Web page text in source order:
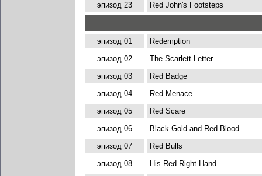
эпизод 23
Red John's Footsteps
эпизод 01
Redemption
эпизод 02
The Scarlett Letter
эпизод 03
Red Badge
эпизод 04
Red Menace
эпизод 05
Red Scare
эпизод 06
Black Gold and Red Blood
эпизод 07
Red Bulls
эпизод 08
His Red Right Hand